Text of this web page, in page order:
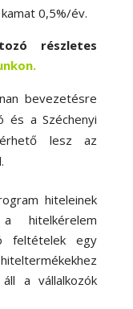
0,5%/év.
részletes
bevezetésre
és a Széchenyi
lesz az
hiteleinek
hitelkérelem
feltételek egy
áll a vállalkozók